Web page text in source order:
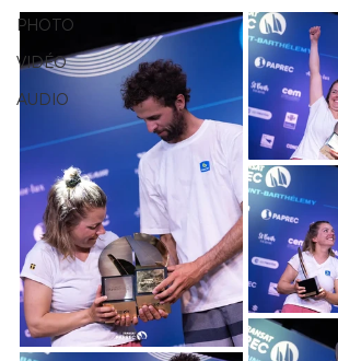
PHOTO
VIDÉO
AUDIO